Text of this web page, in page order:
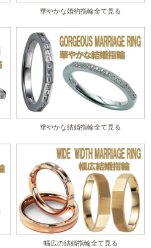
華やかな婚約指輪全て見る
華やかな結婚指輪全て見る
幅広の結婚指輪全て見る